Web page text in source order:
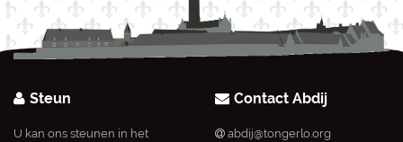
Steun
U kan ons steunen in het
Contact Abdij
abdij@tongerlo.org